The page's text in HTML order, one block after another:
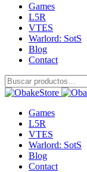
Games
L5R
VTES
Warlord: SotS
Blog
Contact
Buscar
por:
Games
L5R
VTES
Warlord: SotS
Blog
Contact